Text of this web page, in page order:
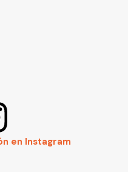
en Instagram